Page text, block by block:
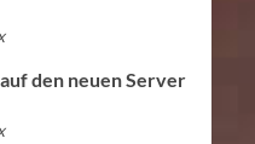
den neuen Server